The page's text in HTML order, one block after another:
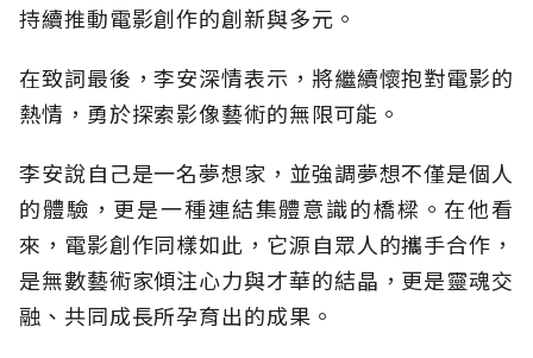
持續推動電影創作的創新與多元。
在致詞最後，李安深情表示，將繼續懷抱對電影的
熱情，勇於探索影像藝術的無限可能。
李安說自己是一名夢想家，並強調夢想不僅是個人
的體驗，更是一種連結集體意識的橋樑。在他看
來，電影創作同樣如此，它源自眾人的攜手合作，
是無數藝術家傾注心力與才華的結晶，更是靈魂交
融、共同成長所孕育出的成果。